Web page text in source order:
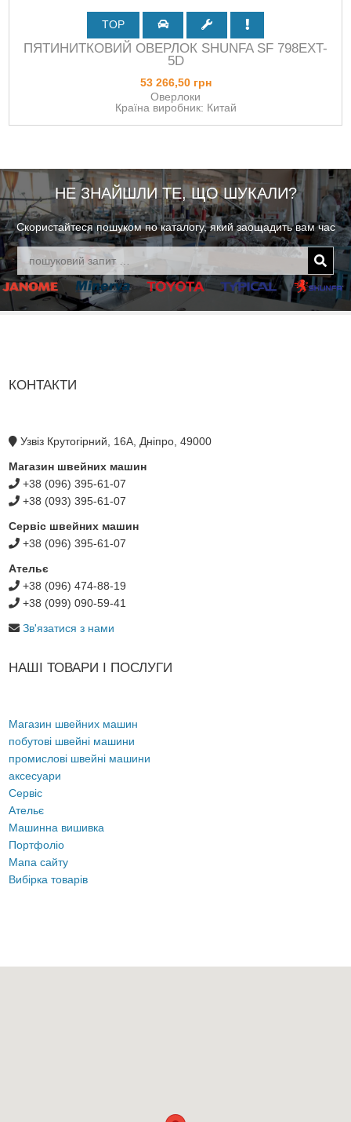
TOP
ПЯТИНИТКОВИЙ ОВЕРЛОК SHUNFA SF 798EXT-
5D
53 266,50 грн
Оверлоки
Країна виробник: Китай
НЕ ЗНАЙШЛИ ТЕ, ЩО ШУКАЛИ?
Скористайтеся пошуком по каталогу, який заощадить вам час
КОНТАКТИ
Узвіз Крутогірний, 16А, Дніпро, 49000
Магазин швейних машин
+38 (096) 395-61-07
+38 (093) 395-61-07
Сервіс швейних машин
+38 (096) 395-61-07
Ательє
+38 (096) 474-88-19
+38 (099) 090-59-41
Зв'язатися з нами
НАШІ ТОВАРИ І ПОСЛУГИ
Магазин швейних машин
побутові швейні машини
промислові швейні машини
аксесуари
Сервіс
Ательє
Машинна вишивка
Портфоліо
Мапа сайту
Вибірка товарів